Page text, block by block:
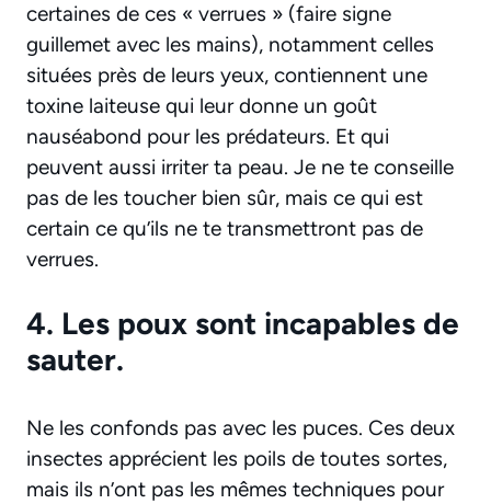
certaines de ces « verrues » (faire signe
guillemet avec les mains), notamment celles
situées près de leurs yeux, contiennent une
toxine laiteuse qui leur donne un goût
nauséabond pour les prédateurs. Et qui
peuvent aussi irriter ta peau. Je ne te conseille
pas de les toucher bien sûr, mais ce qui est
certain ce qu’ils ne te transmettront pas de
verrues.
4. Les poux sont incapables de
sauter.
Ne les confonds pas avec les puces. Ces deux
insectes apprécient les poils de toutes sortes,
mais ils n’ont pas les mêmes techniques pour